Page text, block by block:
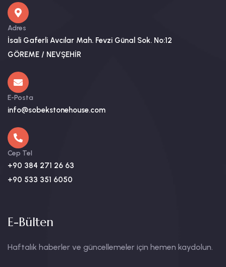
Adres
İsali Gaferli Avcılar Mah. Fevzi Günal Sok. No:12
GÖREME / NEVŞEHİR
E-Posta
info@sobekstonehouse.com
Cep Tel
+90 384 271 26 63
+90 533 351 6050
E-Bülten
Haftalık haberler ve güncellemeler için hemen kaydolun.